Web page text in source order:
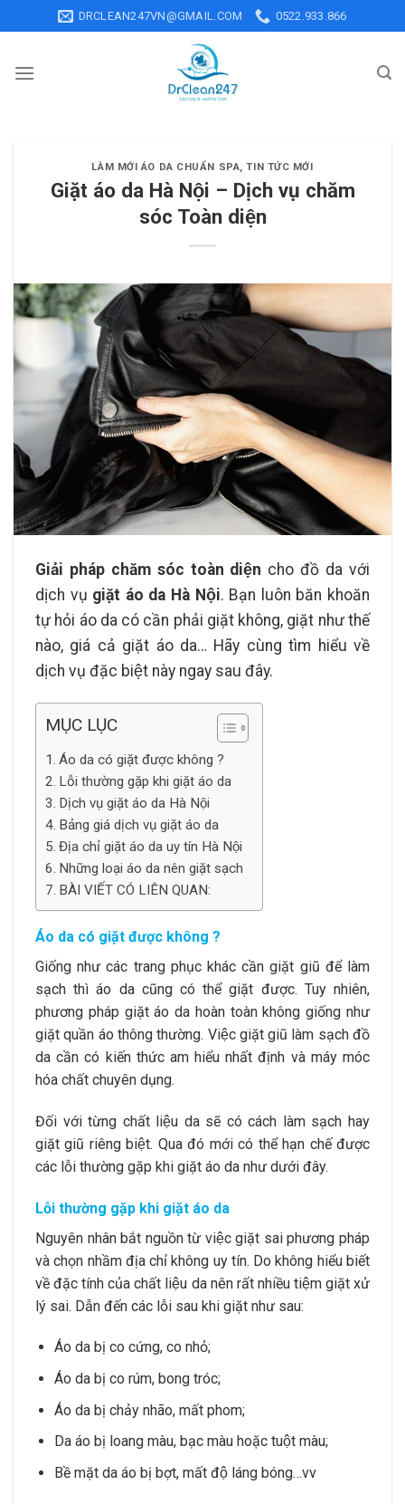
to
DRCLEAN247VN@GMAIL.COM 0522.933.866
LÀM MỚI ÁO DA CHUẨN SPA,TIN TỨC MỚI
Giặt áo da Hà Nội – Dịch vụ chăm
sóc Toàn diện
Giải pháp chăm sóc toàn diện cho đồ da với
dịch vụ giặt áo da Hà Nội. Bạn luôn băn khoăn
tự hỏi áo da có cần phải giặt không, giặt như thế
nào, giá cả giặt áo da… Hãy cùng tìm hiểu về
dịch vụ đặc biệt này ngay sau đây.
MỤC LỤC
Áo da có giặt được không ?
Lỗi thường gặp khi giặt áo da
Dịch vụ giặt áo da Hà Nội
Bảng giá dịch vụ giặt áo da
Địa chỉ giặt áo da uy tín Hà Nội
Những loại áo da nên giặt sạch
BÀI VIẾT CÓ LIÊN QUAN:
Áo da có giặt được không ?
Giống như các trang phục khác cần giặt giũ để làm
sạch thì áo da cũng có thể giặt được. Tuy nhiên,
phương pháp giặt áo da hoàn toàn không giống như
giặt quần áo thông thường. Việc giặt giũ làm sạch đồ
da cần có kiến thức am hiểu nhất định và máy móc
hóa chất chuyên dụng.
Đối với từng chất liệu da sẽ có cách làm sạch hay
giặt giũ riêng biệt. Qua đó mới có thể hạn chế được
các lỗi thường gặp khi giặt áo da như dưới đây.
Lỗi thường gặp khi giặt áo da
Nguyên nhân bắt nguồn từ việc giặt sai phương pháp
và chọn nhầm địa chỉ không uy tín. Do không hiểu biết
về đặc tính của chất liệu da nên rất nhiều tiệm giặt xử
lý sai. Dẫn đến các lỗi sau khi giặt như sau:
Áo da bị co cứng, co nhỏ;
Áo da bị co rúm, bong tróc;
Áo da bị chảy nhão, mất phom;
Da áo bị loang màu, bạc màu hoặc tuột màu;
Bề mặt da áo bị bợt, mất độ láng bóng…vv